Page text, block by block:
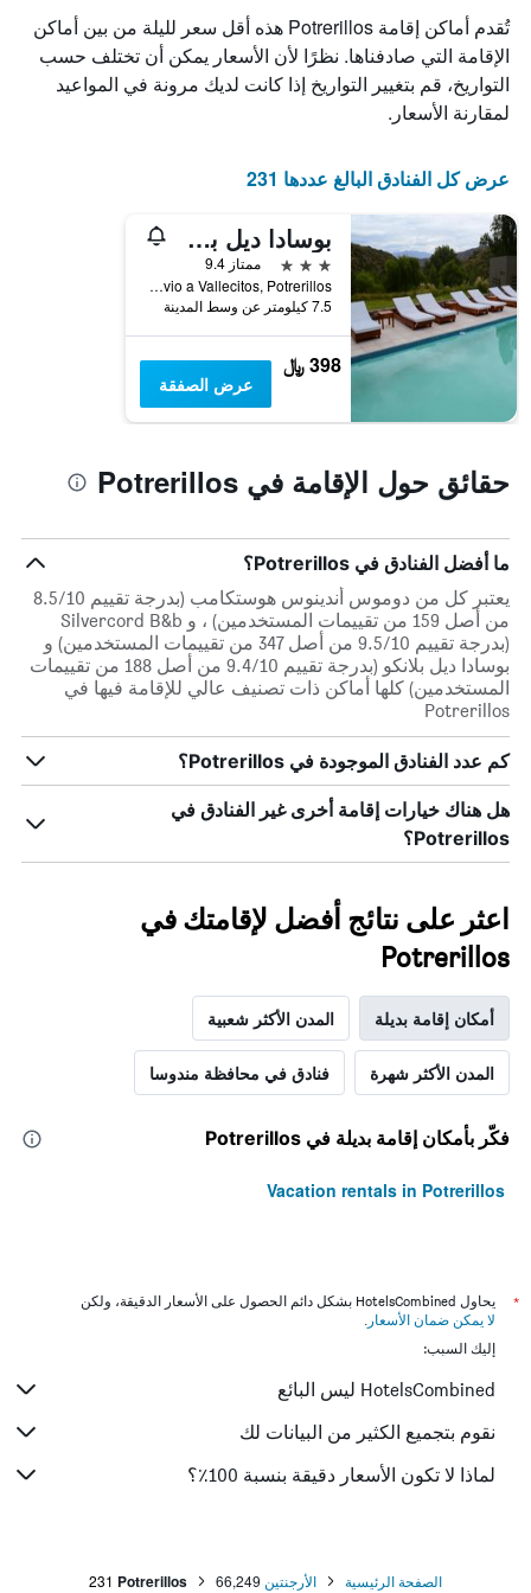
الذي
يعرض
أيام
الأسبوع.
يتضمن
1
Y
الذي
يعرض
متوسط
سعر
غرفة
تُقدم أماكن إقامة Potrerillos هذه أقل سعر لليلة من بين أماكن
الإقامة التي صادفناها. نظرًا لأن الأسعار يمكن أن تختلف حسب
التواريخ، قم بتغيير التواريخ إذا كانت لديك مرونة في المواعيد
لمقارنة الأسعار.
عرض كل الفنادق البالغ عددها 231
بوسادا ديل بلانكو
3 نجوم
ممتاز 9.4
Ruta Provincial 89, 300 Mts Por Desvio a Vallecitos, Potrerillos, محافظة مندوسا, الأرجنتين
7.5 كيلومتر عن وسط المدينة
398 ﷼
عرض الصفقة
حقائق حول الإقامة في Potrerillos
ما أفضل الفنادق في Potrerillos؟
يعتبر كل من دوموس أندينوس هوستكامب (بدرجة تقييم 8.5/10
من أصل 159 من تقييمات المستخدمين) ، و Silvercord B&b
(بدرجة تقييم 9.5/10 من أصل 347 من تقييمات المستخدمين) و
بوسادا ديل بلانكو (بدرجة تقييم 9.4/10 من أصل 188 من تقييمات
المستخدمين) كلها أماكن ذات تصنيف عالي للإقامة فيها في
Potrerillos
كم عدد الفنادق الموجودة في Potrerillos؟
هل هناك خيارات إقامة أخرى غير الفنادق في
Potrerillos؟
اعثر على نتائج أفضل لإقامتك في
Potrerillos
أمكان إقامة بديلة المدن الأكثر شعبية
المدن الأكثر شهرة فنادق في محافظة مندوسا
فكّر بأمكان إقامة بديلة في Potrerillos
Vacation rentals in Potrerillos
*
يحاول HotelsCombined بشكل دائم الحصول على الأسعار الدقيقة، ولكن
لا يمكن ضمان الأسعار .
إليك السبب:
HotelsCombined ليس البائع
نقوم بتجميع الكثير من البيانات لك
لماذا لا تكون الأسعار دقيقة بنسبة 100٪؟
الصفحة الرئيسية الأرجنتين 66,249
Potrerillos
231